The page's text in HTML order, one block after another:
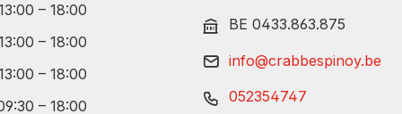
– 18:00
– 18:00
– 18:00
– 18:00
BE 0433.863.875
info@crabbespinoy.be
052354747